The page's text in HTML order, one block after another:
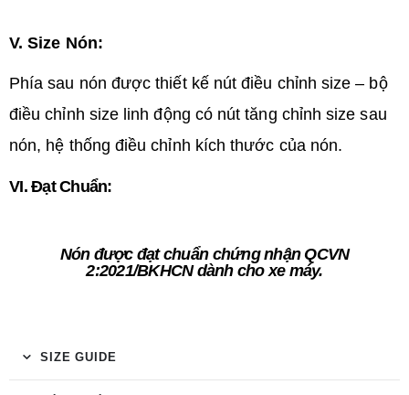
V. Size Nón:
Phía sau nón được thiết kế nút điều chỉnh size – bộ
điều chỉnh size linh động có nút tăng chỉnh size sau
nón, hệ thống điều chỉnh kích thước của nón.
VI. Đạt Chuẩn:
Nón được đạt chuẩn chứng nhận QCVN
2:2021/BKHCN dành cho xe máy.
SIZE GUIDE